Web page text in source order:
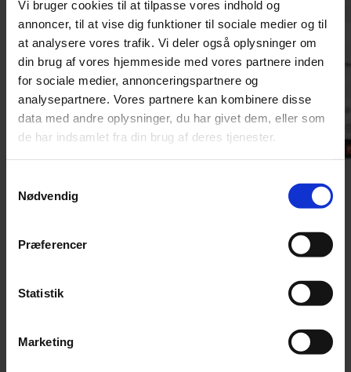
Vi bruger cookies til at tilpasse vores indhold og
annoncer, til at vise dig funktioner til sociale medier og til
at analysere vores trafik. Vi deler også oplysninger om
din brug af vores hjemmeside med vores partnere inden
for sociale medier, annonceringspartnere og
analysepartnere. Vores partnere kan kombinere disse
data med andre oplysninger, du har givet dem, eller som
de har indsamlet fra din brug af deres tjenester.
Nødvendig
Præferencer
Statistik
Marketing
Redaktør Pia Osbæck
Hos TECHCOLLEGE i Aaborg er eleverne ligesom mange andre